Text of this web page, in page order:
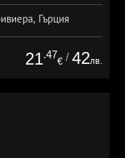
Гърция
21.47
€ / 42лв.